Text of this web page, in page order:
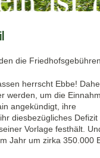
die
herrscht Ebbe!
werden, um die
angekündigt, ihre
diesbezügliches Defizit
Vorlage festhält.
Jahr um zirka 350.000